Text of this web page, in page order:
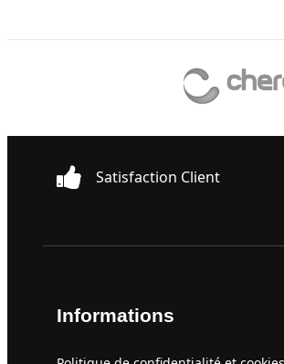
Satisfaction Client
Informations